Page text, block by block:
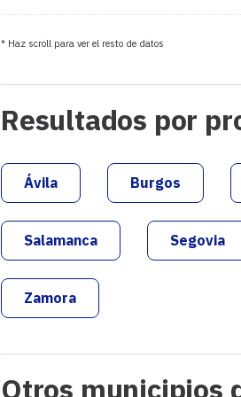
C.BIERZO - BEX
PCTE
* Haz scroll para ver el resto de datos
Resultados por
Ávila Burgos
Salamanca Segovia
Zamora
Otros municipios